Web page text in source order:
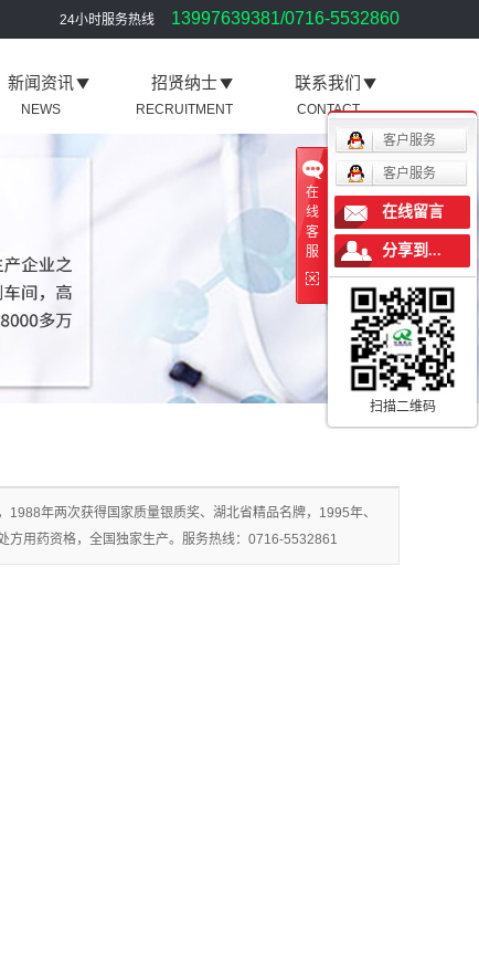
24小时服务热线 13997639381/0716-5532860
新闻资讯
NEWS
招贤纳士
RECRUITMENT
联系我们
CONTACT
年两次获得国家质量银质奖、湖北省精品名牌，1995年、
方用药资格，全国独家生产。服务热线：0716-5532861
在
线
客
服
客户服务
客户服务
在线留言
分享到...
扫描二维码